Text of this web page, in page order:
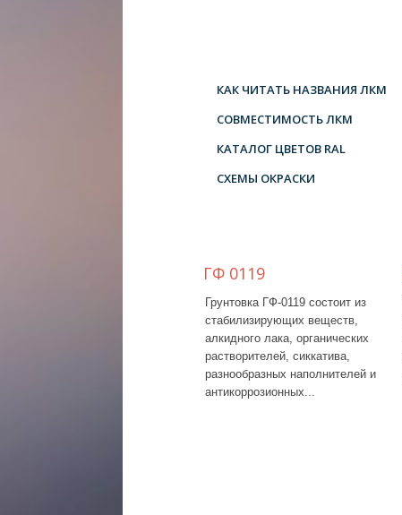
КАК ЧИТАТЬ НАЗВАНИЯ ЛКМ
СОВМЕСТИМОСТЬ ЛКМ
КАТАЛОГ ЦВЕТОВ RAL
СХЕМЫ ОКРАСКИ
ГФ 0119
Грунтовка ГФ-0119 состоит из
стабилизирующих веществ,
алкидного лака, органических
растворителей, сиккатива,
разнообразных наполнителей и
антикоррозионных...